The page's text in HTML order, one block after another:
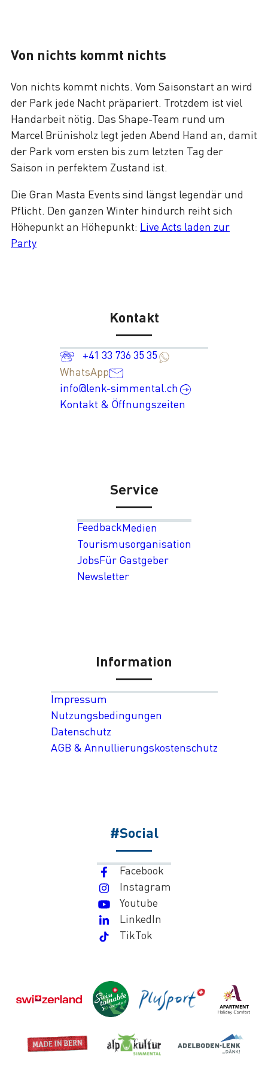
Von nichts kommt nichts
Von nichts kommt nichts. Vom Saisonstart an wird
der Park jede Nacht präpariert. Trotzdem ist viel
Handarbeit nötig. Das Shape-Team rund um
Marcel Brünisholz legt jeden Abend Hand an, damit
der Park vom ersten bis zum letzten Tag der
Saison in perfektem Zustand ist.
Die Gran Masta Events sind längst legendär und
Pflicht. Den ganzen Winter hindurch reiht sich
Höhepunkt an Höhepunkt: Live Acts laden zur
Party
Kontakt
+41 33 736 35 35
WhatsApp
info@lenk-simmental.ch
Kontakt & Öffnungszeiten
Service
FeedbackMedien
Tourismusorganisation
JobsFür Gastgeber
Newsletter
Information
Impressum
Nutzungsbedingungen
Datenschutz
AGB & Annullierungskostenschutz
#Social
Facebook
Instagram
Youtube
LinkedIn
TikTok